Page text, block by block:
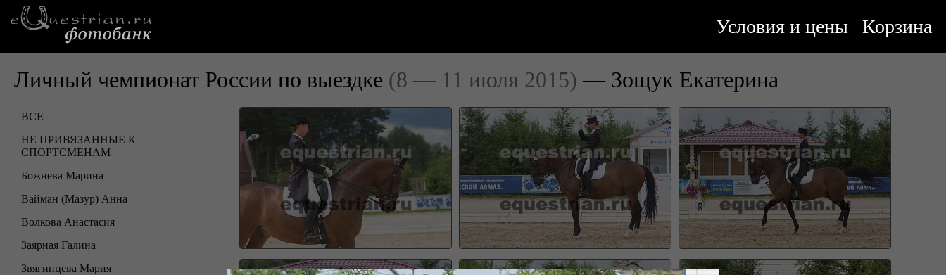
Корзина
Условия и цены
Личный чемпионат России по выездке (8 — 11 июля 2015) — Зощук Екатерина
ВСЕ
НЕ ПРИВЯЗАННЫЕ К
СПОРТСМЕНАМ
Божнева Марина
Вайман (Мазур) Анна
Волкова Анастасия
Заярная Галина
Звягинцева Мария